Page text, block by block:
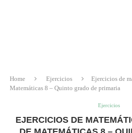
Home Ejercicios
Ejercicios de
Matemáticas 8 – Quinto grado de primaria
Ejercicios
EJERCICIOS DE